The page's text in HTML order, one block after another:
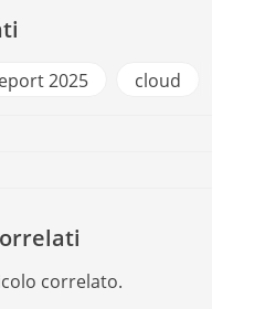
2025 cloud
correlato.